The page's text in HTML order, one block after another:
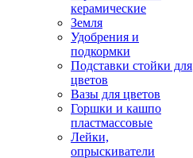
керамические
Земля
Удобрения и
подкормки
Подставки стойки для
цветов
Вазы для цветов
Горшки и кашпо
пластмассовые
Лейки,
опрыскиватели